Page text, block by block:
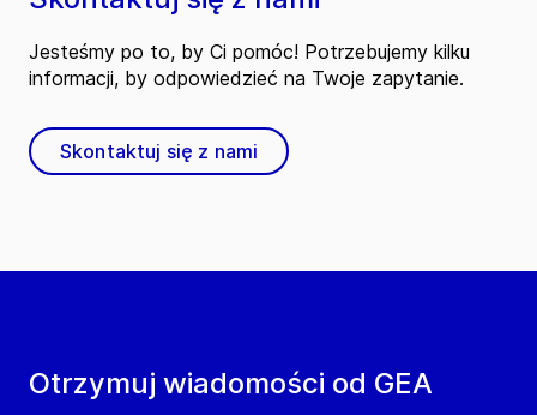
Otrzymuj wiadomości od GEA
Jesteśmy po to, by Ci pomóc! Potrzebujemy kilku
informacji, by odpowiedzieć na Twoje zapytanie.
Skontaktuj się z nami